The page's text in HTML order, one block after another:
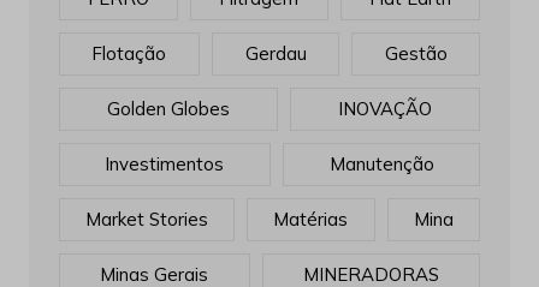
Flotação Gerdau Gestão
Golden Globes INOVAÇÃO
Investimentos Manutenção
Market Stories Matérias Mina
Minas Gerais MINERADORAS